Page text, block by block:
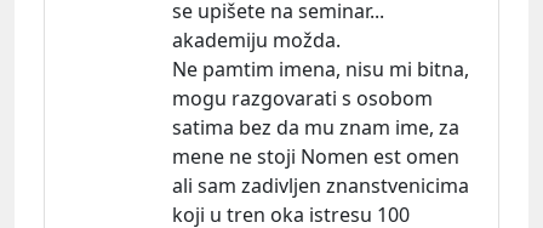
se upišete na seminar...
akademiju možda.
Ne pamtim imena, nisu mi bitna,
mogu razgovarati s osobom
satima bez da mu znam ime, za
mene ne stoji Nomen est omen
ali sam zadivljen znanstvenicima
koji u tren oka istresu 100